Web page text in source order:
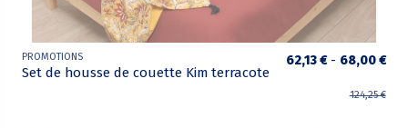
PROMOTIONS
Set de housse de couette Kim terracote
62,13 € - 68,00 €
124,25 €